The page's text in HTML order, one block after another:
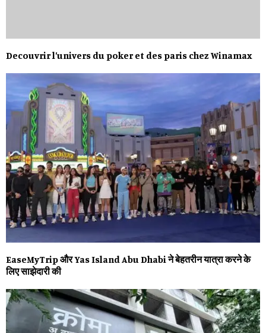
Decouvrir l’univers du poker et des paris chez Winamax
EaseMyTrip और Yas Island Abu Dhabi ने बेहतरीन यात्रा करने के
लिए साझेदारी की